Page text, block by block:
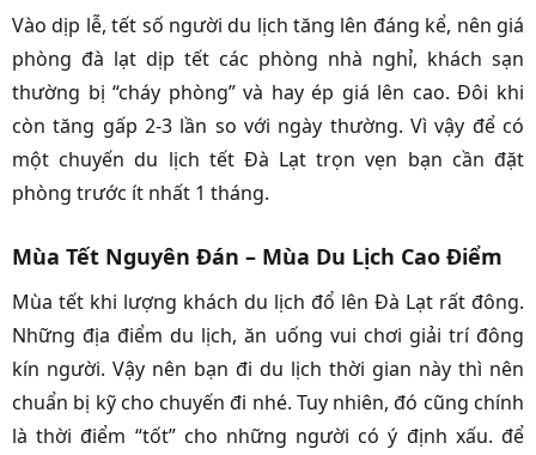
Vào dịp lễ, tết số người du lịch tăng lên đáng kể, nên giá
phòng đà lạt dịp tết các phòng nhà nghỉ, khách sạn
thường bị “cháy phòng” và hay ép giá lên cao. Đôi khi
còn tăng gấp 2-3 lần so với ngày thường. Vì vậy để có
một chuyến du lịch tết Đà Lạt trọn vẹn bạn cần đặt
phòng trước ít nhất 1 tháng.
Mùa Tết Nguyên Đán – Mùa Du Lịch Cao Điểm
Mùa tết khi lượng khách du lịch đổ lên Đà Lạt rất đông.
Những địa điểm du lịch, ăn uống vui chơi giải trí đông
kín người. Vậy nên bạn đi du lịch thời gian này thì nên
chuẩn bị kỹ cho chuyến đi nhé. Tuy nhiên, đó cũng chính
là thời điểm “tốt” cho những người có ý định xấu. để